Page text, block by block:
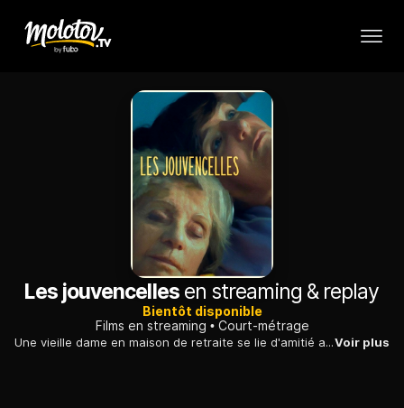
Les jouvencellesen streaming & replay
Bientôt disponible
Films en streaming
Court-métrage
Une vieille dame en maison de retraite se lie d'amitié avec une quadragénaire dynamique, fraîchement embauchée : sa vie s'en trouve changée.Voir plus